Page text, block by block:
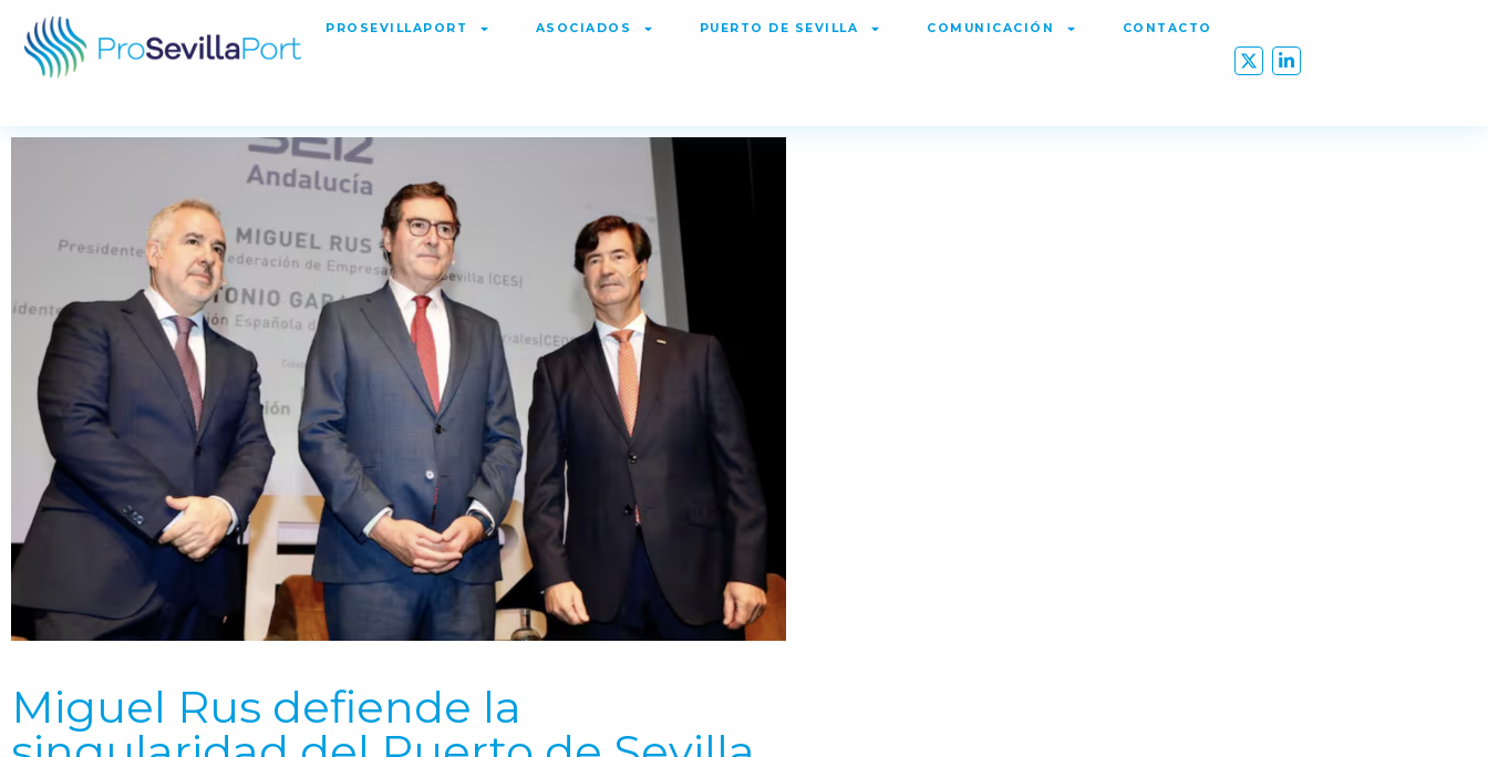
PROSEVILLAPORT ASOCIADOS PUERTO DE SEVILLA COMUNICACIÓN CONTACTO
Miguel Rus defiende la